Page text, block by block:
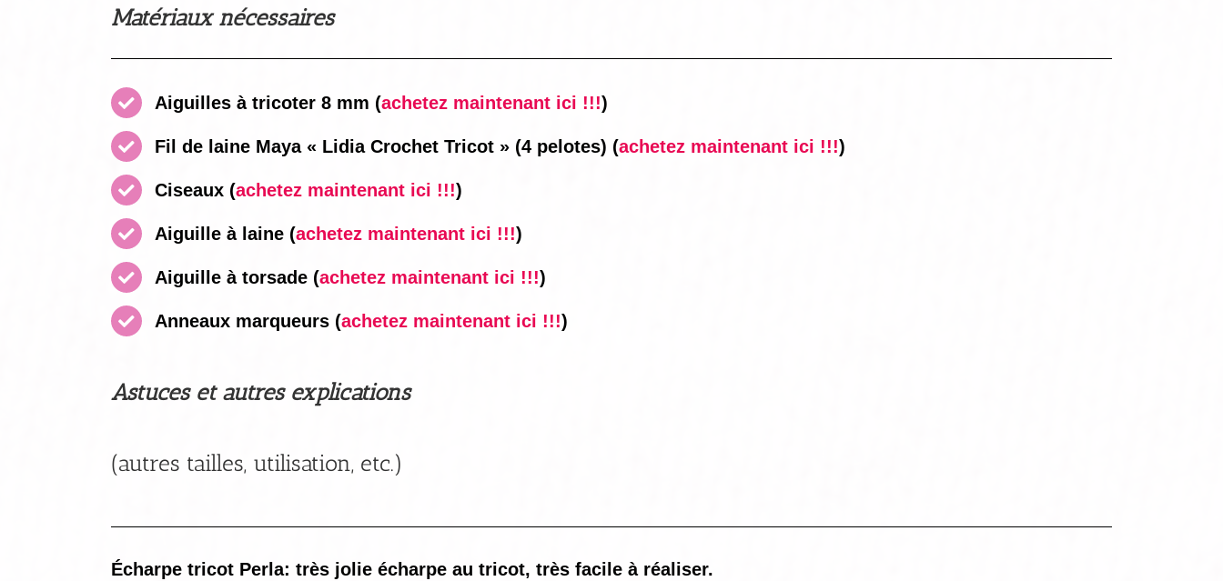
Matériaux nécessaires
Aiguilles à tricoter 8 mm (achetez maintenant ici !!!)
Fil de laine Maya « Lidia Crochet Tricot » (4 pelotes) (achetez maintenant ici !!!)
Ciseaux (achetez maintenant ici !!!)
Aiguille à laine (achetez maintenant ici !!!)
Aiguille à torsade (achetez maintenant ici !!!)
Anneaux marqueurs (achetez maintenant ici !!!)
Astuces et autres explications
(autres tailles, utilisation, etc.)
Écharpe tricot Perla: très jolie écharpe au tricot, très facile à réaliser.